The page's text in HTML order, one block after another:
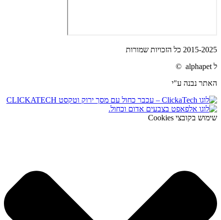
2015-2025 כל הזכויות שמורות
ל alphapet ©
האתר נבנה ע"י
שימוש בקובצי Cookies